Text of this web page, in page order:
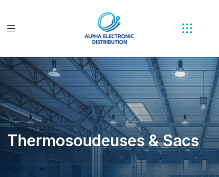
Thermosoudeuses & Sacs